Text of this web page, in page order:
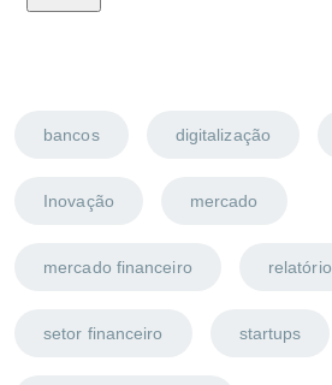
bancos digitalização
Inovação mercado
mercado financeiro
setor financeiro startups